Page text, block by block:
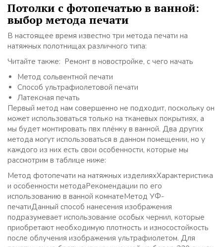
Потолки с фотопечатью в ванной:
выбор метода печати
В настоящее время известно три метода печати на
натяжных полотнищах различного типа:
Читайте также: Ремонт в новостройке, с чего начать
Метод сольвентной печати
Способ ультрафиолетовой печати
Латексная печать
Первый метод нам совершенно не подходит, поскольку он
может использоваться только на тканевых покрытиях, а
мы будет монтировать пвх плёнку в ванной. Два других
метода могут использоваться в данном помещении, но у
каждого из них есть свои особенности, которые мы
рассмотрим в таблице ниже:
Метод фотопечати на натяжных изделияхХарактеристика
и особенности методаРекомендации по его
использованию в ванной комнатеМетод УФ-
печатиДанный способ нанесения изображения
подразумевает использование особых чернил, которые
приобретают необходимую плотность и износостойкость
после облучения изображения ультрафиолетом. Для